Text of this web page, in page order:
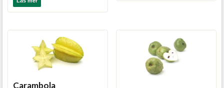
Carambola